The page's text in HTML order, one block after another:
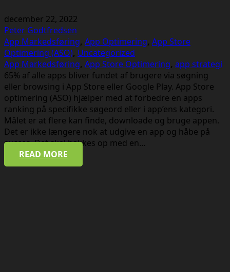
december 22, 2022
Peter Godtfredsen
App Markedsføring, App Optimering, App Store
Optimering (ASO), Uncategorized
App Markedsføring, App Store Optimering, app strategi
65% af alle apps bliver fundet af brugere via søgning
eller browsing i App Store eller Google Play. App Store
optimering (ASO) hjælper med at forbedre en apps
ranking på specifikke søgeord eller i app’ens kategori.
Målet er at flere kan finde, downloade og bruge appen.
Det er ikke længere nok at udgive en app og håbe på
succes. Det skal bakkes op med en…
READ MORE